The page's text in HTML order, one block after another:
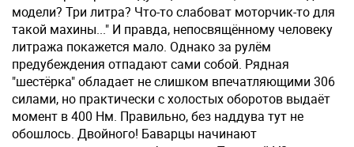
модели? Три литра? Что-то слабоват моторчик-то для
такой махины..." И правда, непосвящённому человеку
литража покажется мало. Однако за рулём
предубеждения отпадают сами собой. Рядная
"шестёрка" обладает не слишком впечатляющими 306
силами, но практически с холостых оборотов выдаёт
момент в 400 Нм. Правильно, без наддува тут не
обошлось. Двойного! Баварцы начинают